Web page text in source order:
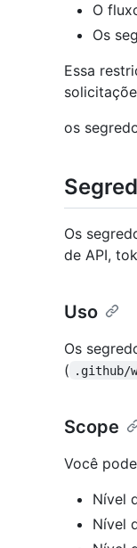
O
Os
Essa
os
Os
de API,
Uso
Os
( .github/
Scope
Você
Nível
Nível